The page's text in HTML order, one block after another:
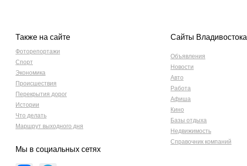
Также на сайте
Фоторепортажи
Спорт
Экономика
Происшествия
Перекрытия дорог
Истории
Что делать
Маршрут выходного дня
Мы в социальных сетях
Сайты Владивостока
Объявления
Новости
Авто
Работа
Афиша
Кино
Базы отдыха
Недвижимость
Справочник компаний